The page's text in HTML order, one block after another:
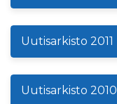
Uutisarkisto 2011
Uutisarkisto 2010